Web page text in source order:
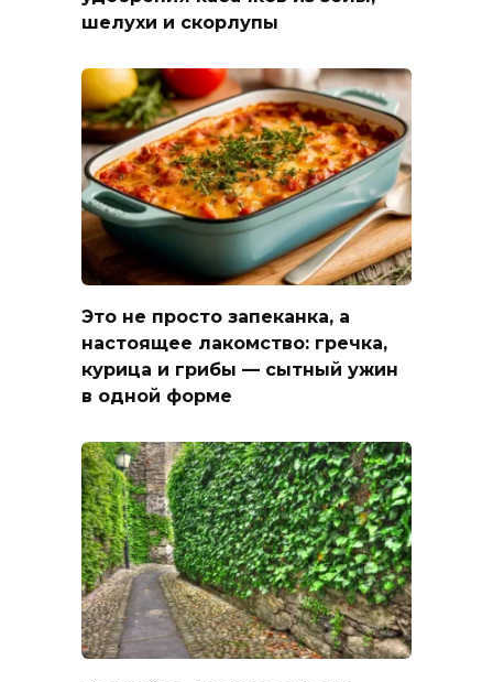
шелухи и скорлупы
Это не просто запеканка, а
настоящее лакомство: гречка,
курица и грибы — сытный ужин
в одной форме